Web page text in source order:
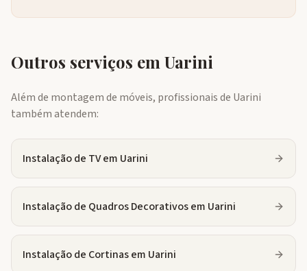
Outros serviços em Uarini
Além de montagem de móveis, profissionais de Uarini
também atendem:
Instalação de TVem Uarini
Instalação de Quadros Decorativosem Uarini
Instalação de Cortinasem Uarini